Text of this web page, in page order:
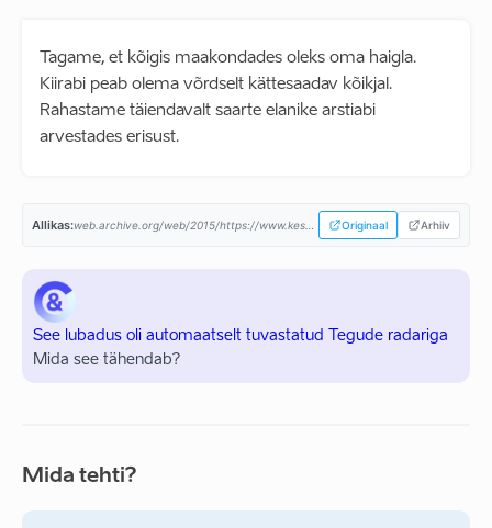
Tagame, et kõigis maakondades oleks oma haigla.
Kiirabi peab olema võrdselt kättesaadav kõikjal.
Rahastame täiendavalt saarte elanike arstiabi
arvestades erisust.
Allikas: Originaal Arhiiv
See lubadus oli automaatselt tuvastatud Tegude radariga
Mida see tähendab?
Mida tehti?